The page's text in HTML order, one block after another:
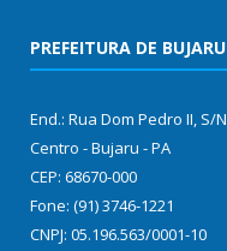
PREFEITURA DE BUJARU
End.: Rua Dom Pedro II, S/N
Centro - Bujaru - PA
CEP: 68670-000
Fone: (91) 3746-1221
CNPJ: 05.196.563/0001-10